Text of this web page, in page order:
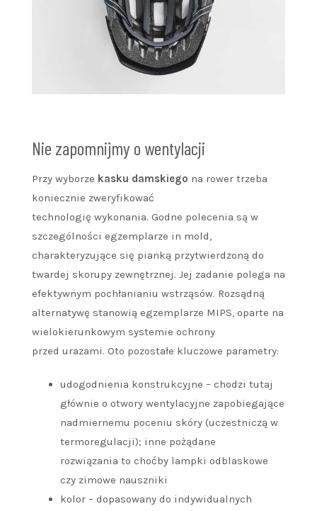
Nie zapomnijmy o wentylacji
Przy wyborze kasku damskiego na rower trzeba
koniecznie zweryfikować
technologię wykonania. Godne polecenia są w
szczególności egzemplarze in mold,
charakteryzujące się pianką przytwierdzoną do
twardej skorupy zewnętrznej. Jej zadanie polega na
efektywnym pochłanianiu wstrząsów. Rozsądną
alternatywę stanowią egzemplarze MIPS, oparte na
wielokierunkowym systemie ochrony
przed urazami. Oto pozostałe kluczowe parametry:
udogodnienia konstrukcyjne – chodzi tutaj
głównie o otwory wentylacyjne zapobiegające
nadmiernemu poceniu skóry (uczestniczą w
termoregulacji); inne pożądane
rozwiązania to choćby lampki odblaskowe
czy zimowe nauszniki
kolor – dopasowany do indywidualnych